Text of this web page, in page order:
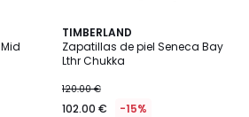
TIMBERLAND
Zapatillas de piel Seneca Bay
Lthr Chukka
120.00 €
102.00 € -15%
4,1
/ 5